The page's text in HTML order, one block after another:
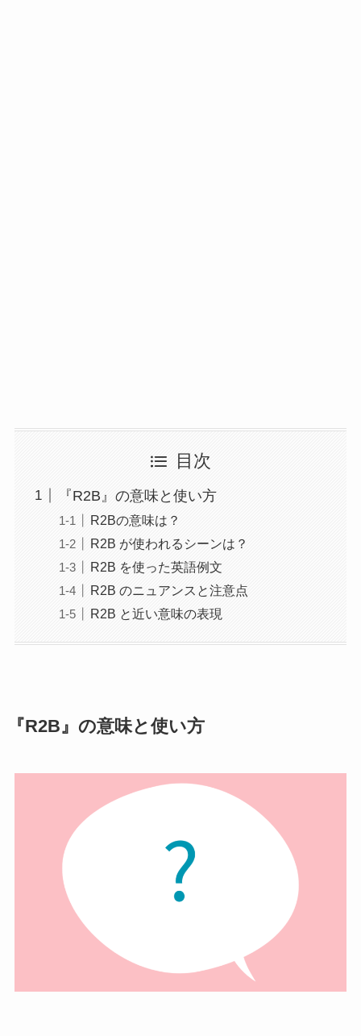
目次
『R2B』の意味と使い方
R2Bの意味は？
R2B が使われるシーンは？
R2B を使った英語例文
R2B のニュアンスと注意点
R2B と近い意味の表現
『R2B』の意味と使い方